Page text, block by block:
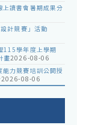
讀書會暑期成果分
計競賽」活動
115學年度上學期
畫2026-08-06
力競賽培訓公開授
2026-08-06